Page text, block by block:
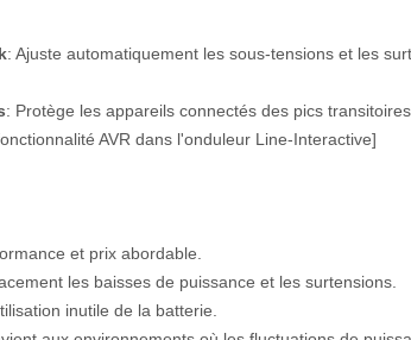
: Ajuste automatiquement les sous-tensions et les
: Protège les appareils connectés des pics
AVR dans l'onduleur Line-Interactive]
et prix abordable.
les baisses de puissance et les surtensions.
inutile de la batterie.